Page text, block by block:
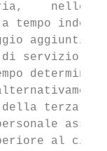
nelle
servizio
terza
al